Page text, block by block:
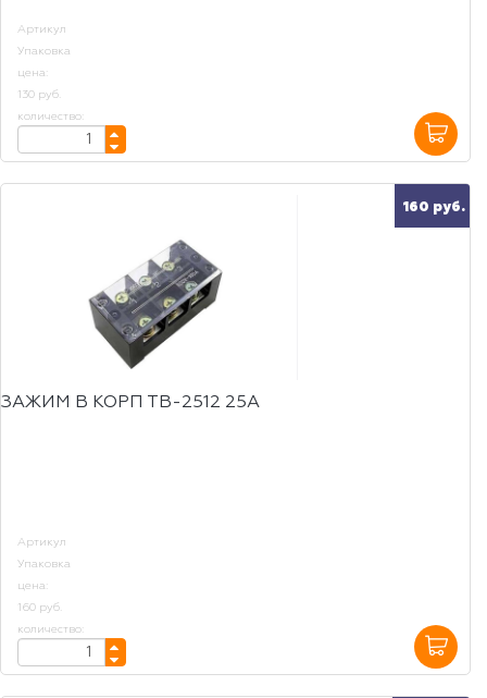
Артикул
Упаковка
цена:
130 руб.
количество:
160 руб.
ЗАЖИМ В КОРП ТВ-2512 25А
Артикул
Упаковка
цена:
160 руб.
количество: